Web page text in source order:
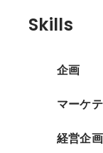
Skills
企画
マーケ
経営企